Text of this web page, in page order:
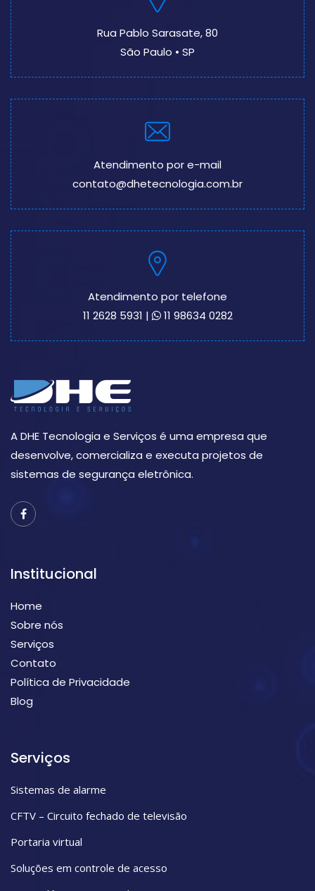
Rua Pablo Sarasate, 80
São Paulo • SP
Atendimento por e-mail
contato@dhetecnologia.com.br
Atendimento por telefone
11 2628 5931 | 11 98634 0282
A DHE Tecnologia e Serviços é uma empresa que
desenvolve, comercializa e executa projetos de
sistemas de segurança eletrônica.
Institucional
Home
Sobre nós
Serviços
Contato
Política de Privacidade
Blog
Serviços
Sistemas de alarme
CFTV – Circuito fechado de televisão
Portaria virtual
Soluções em controle de acesso